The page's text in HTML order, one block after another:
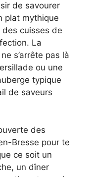
de savourer
plat mythique
cuisses de
La
s’arrête pas là
ou une
typique
de saveurs
des
Bresse pour te
ce soit un
un dîner